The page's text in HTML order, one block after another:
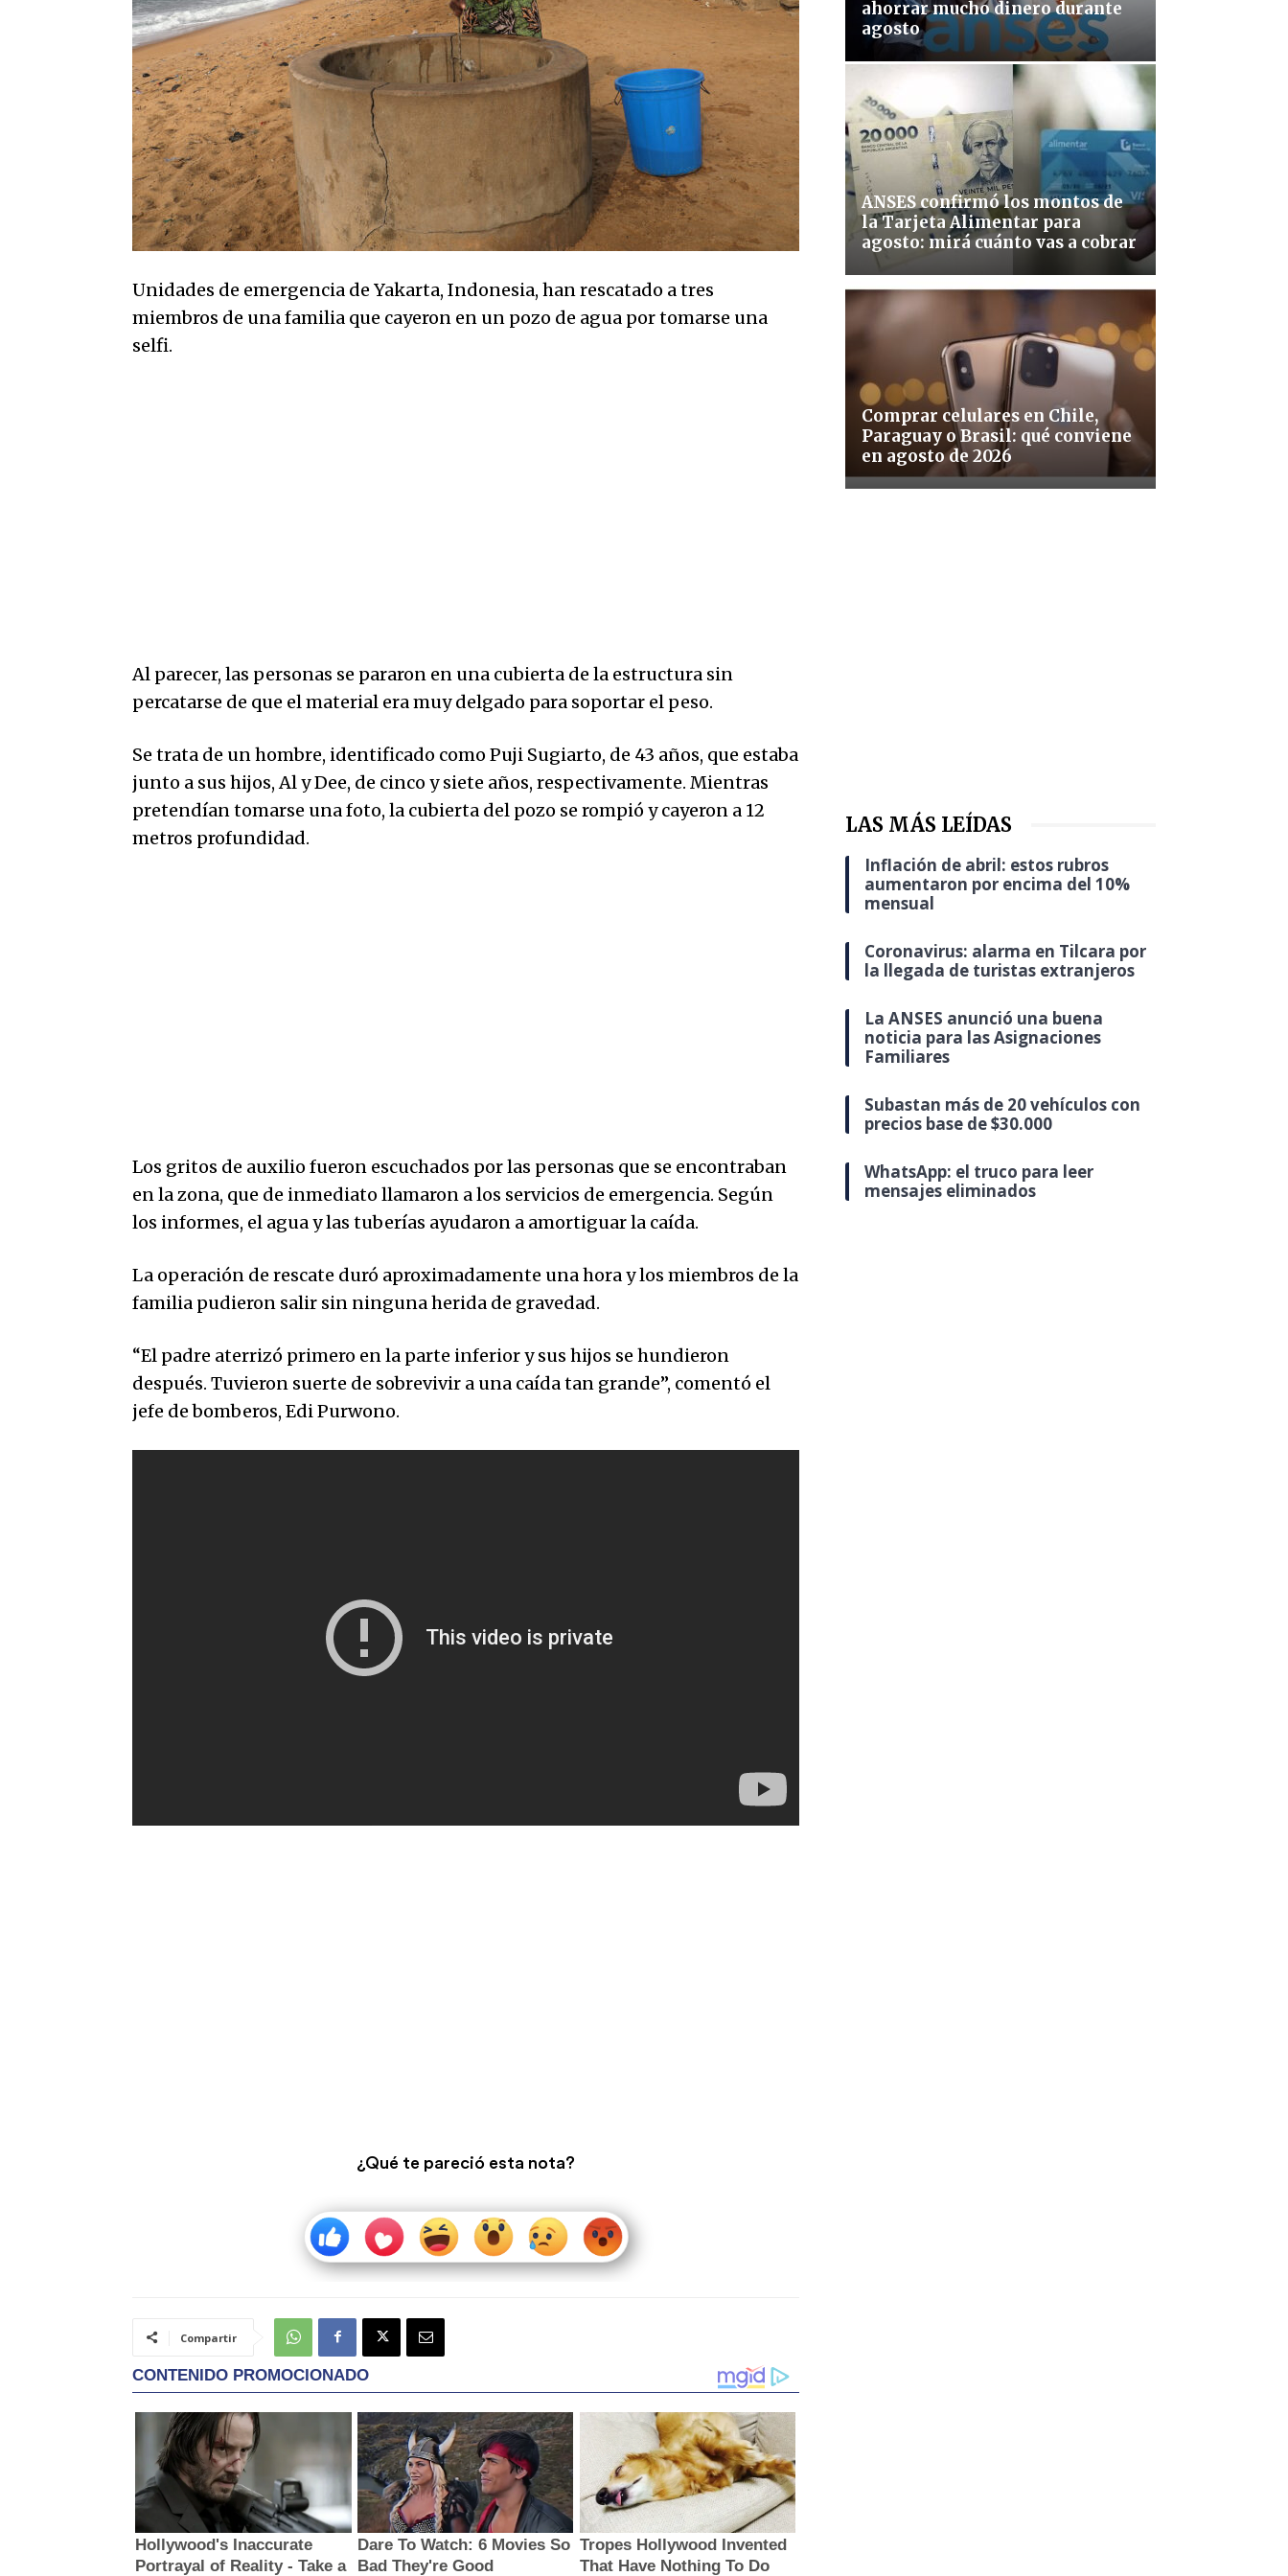
Unidades de emergencia de Yakarta, Indonesia, han rescatado a tres
miembros de una familia que cayeron en un pozo de agua por tomarse una
selfi.
Al parecer, las personas se pararon en una cubierta de la estructura sin
percatarse de que el material era muy delgado para soportar el peso.
Se trata de un hombre, identificado como Puji Sugiarto, de 43 años, que estaba
junto a sus hijos, Al y Dee, de cinco y siete años, respectivamente. Mientras
pretendían tomarse una foto, la cubierta del pozo se rompió y cayeron a 12
metros profundidad.
Los gritos de auxilio fueron escuchados por las personas que se encontraban
en la zona, que de inmediato llamaron a los servicios de emergencia. Según
los informes, el agua y las tuberías ayudaron a amortiguar la caída.
La operación de rescate duró aproximadamente una hora y los miembros de la
familia pudieron salir sin ninguna herida de gravedad.
“El padre aterrizó primero en la parte inferior y sus hijos se hundieron
después. Tuvieron suerte de sobrevivir a una caída tan grande”, comentó el
jefe de bomberos, Edi Purwono.
¿Qué te pareció esta nota?
Compartir
ahorrar mucho dinero durante
agosto
ANSES confirmó los montos de
la Tarjeta Alimentar para
agosto: mirá cuánto vas a cobrar
Comprar celulares en Chile,
Paraguay o Brasil: qué conviene
en agosto de 2026
LAS MÁS LEÍDAS
Inflación de abril: estos rubros
aumentaron por encima del 10%
mensual
Coronavirus: alarma en Tilcara por
la llegada de turistas extranjeros
La ANSES anunció una buena
noticia para las Asignaciones
Familiares
Subastan más de 20 vehículos con
precios base de $30.000
WhatsApp: el truco para leer
mensajes eliminados